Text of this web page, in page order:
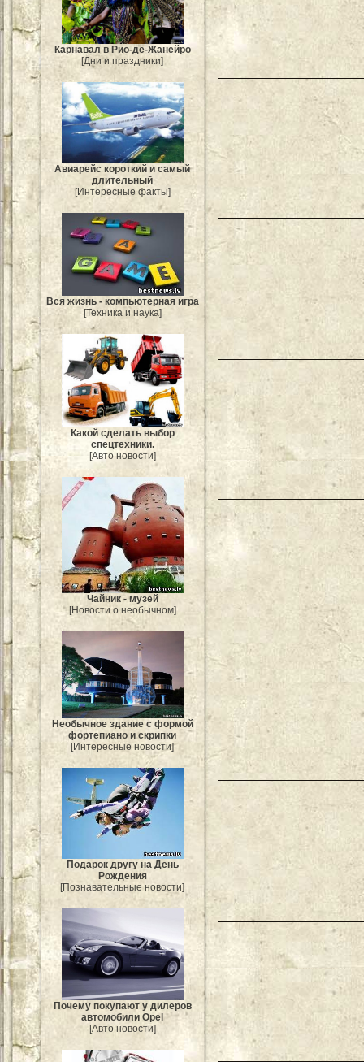
Карнавал в Рио-де-Жанейро
[Дни и праздники]
Авиарейс короткий и самый
длительный
[Интересные факты]
Вся жизнь - компьютерная игра
[Техника и наука]
Какой сделать выбор
спецтехники.
[Авто новости]
Чайник - музей
[Новости о необычном]
Необычное здание с формой
фортепиано и скрипки
[Интересные новости]
Подарок другу на День
Рождения
[Познавательные новости]
Почему покупают у дилеров
автомобили Opel
[Авто новости]